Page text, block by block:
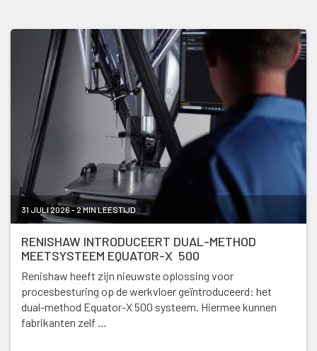
31 JULI 2026 - 2 MIN LEESTIJD
RENISHAW INTRODUCEERT DUAL-METHOD
MEETSYSTEEM EQUATOR-X 500
Renishaw heeft zijn nieuwste oplossing voor
procesbesturing op de werkvloer geïntroduceerd: het
dual-method Equator-X 500 systeem. Hiermee kunnen
fabrikanten zelf …